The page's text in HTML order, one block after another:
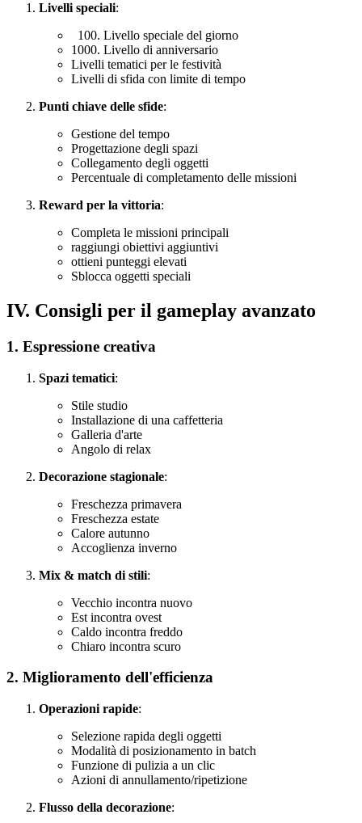
Livelli speciali:
Livello speciale del giorno
Livello di anniversario
Livelli tematici per le festività
Livelli di sfida con limite di tempo
Punti chiave delle sfide:
Gestione del tempo
Progettazione degli spazi
Collegamento degli oggetti
Percentuale di completamento delle missioni
Reward per la vittoria:
Completa le missioni principali
raggiungi obiettivi aggiuntivi
ottieni punteggi elevati
Sblocca oggetti speciali
IV. Consigli per il gameplay avanzato
1. Espressione creativa
Spazi tematici:
Stile studio
Installazione di una caffetteria
Galleria d'arte
Angolo di relax
Decorazione stagionale:
Freschezza primavera
Freschezza estate
Calore autunno
Accoglienza inverno
Mix & match di stili:
Vecchio incontra nuovo
Est incontra ovest
Caldo incontra freddo
Chiaro incontra scuro
2. Miglioramento dell'efficienza
Operazioni rapide:
Selezione rapida degli oggetti
Modalità di posizionamento in batch
Funzione di pulizia a un clic
Azioni di annullamento/ripetizione
Flusso della decorazione: